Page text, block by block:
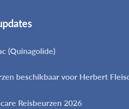
(Quinagolide)
beschikbaar voor Herbert
Reisbeurzen 2026